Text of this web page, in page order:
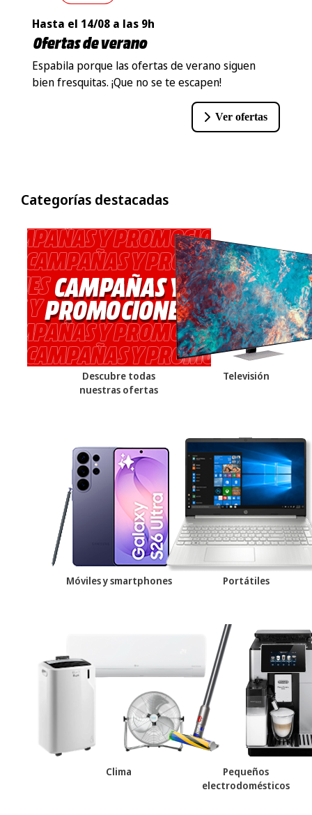
Hasta el 14/08 a las 9h
Ofertas de verano
Espabila porque las ofertas de verano siguen
bien fresquitas. ¡Que no se te escapen!
Ver ofertas
Categorías destacadas
Descubre todas
nuestras ofertas
Televisión
Móviles y smartphones Portátiles
Clima
Pequeños
electrodomésticos